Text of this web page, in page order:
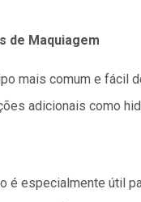
de Maquiagem
mais comum e fácil
adicionais como
é especialmente útil